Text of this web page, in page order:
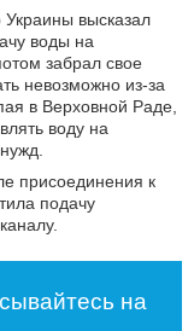
высказал
воды на
забрал свое
невозможно из-за
в Верховной Раде,
воду на
присоединения к
подачу
на